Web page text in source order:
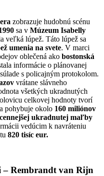
zobrazuje hudobnú scénu
sa v Múzeum Isabelly
veľká lúpež. Táto lúpež sa
umenia na svete. V marci
oblečená ako bostonská
informácie o plánovanej
s policajným protokolom.
vrátane slávneho
všetkých ukradnutých
celkovej hodnoty tvorí
pohybuje okolo 160 miliónov
ukradnutej maľby
vedúcim k navráteniu
820 tisíc eur.
Rembrandt van Rijn